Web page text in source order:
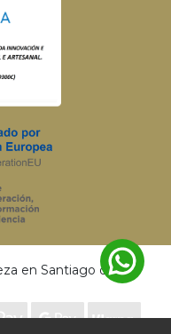
en Santiago de